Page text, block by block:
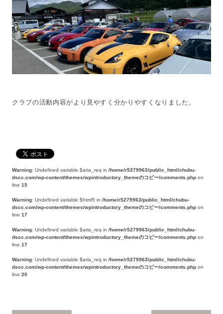
クラブの活動内容がより見やすく分かりやすくなりました。
Warning: Undefined variable $aria_req in /home/r5279963/public_html/chubu-
dscc.com/wp-content/themes/wpintroductory_themeのコピー/comments.php on
line 15
Warning: Undefined variable $html5 in /home/r5279963/public_html/chubu-
dscc.com/wp-content/themes/wpintroductory_themeのコピー/comments.php on
line 17
Warning: Undefined variable $aria_req in /home/r5279963/public_html/chubu-
dscc.com/wp-content/themes/wpintroductory_themeのコピー/comments.php on
line 17
Warning: Undefined variable $aria_req in /home/r5279963/public_html/chubu-
dscc.com/wp-content/themes/wpintroductory_themeのコピー/comments.php on
line 20